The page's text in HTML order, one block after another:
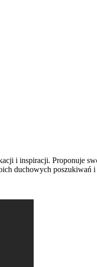
i inspiracji. Proponuje
duchowych